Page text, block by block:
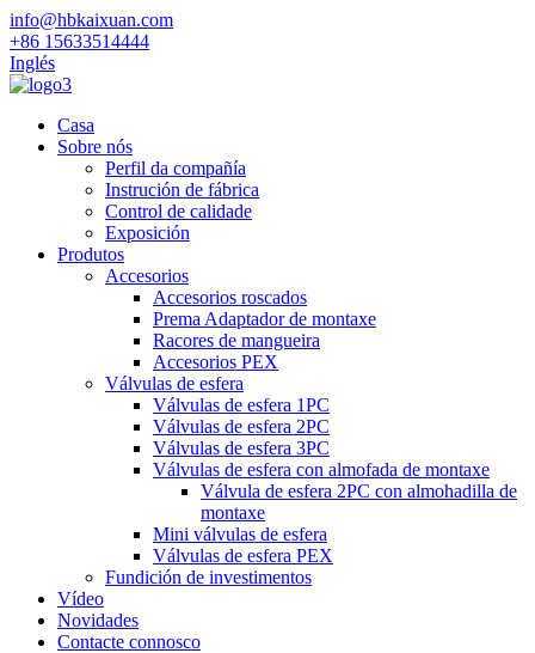
info@hbkaixuan.com
+86 15633514444
Inglés
Casa
Sobre nós
Perfil da compañía
Instrución de fábrica
Control de calidade
Exposición
Produtos
Accesorios
Accesorios roscados
Prema Adaptador de montaxe
Racores de mangueira
Accesorios PEX
Válvulas de esfera
Válvulas de esfera 1PC
Válvulas de esfera 2PC
Válvulas de esfera 3PC
Válvulas de esfera con almofada de montaxe
Válvula de esfera 2PC con almohadilla de
montaxe
Mini válvulas de esfera
Válvulas de esfera PEX
Fundición de investimentos
Vídeo
Novidades
Contacte connosco